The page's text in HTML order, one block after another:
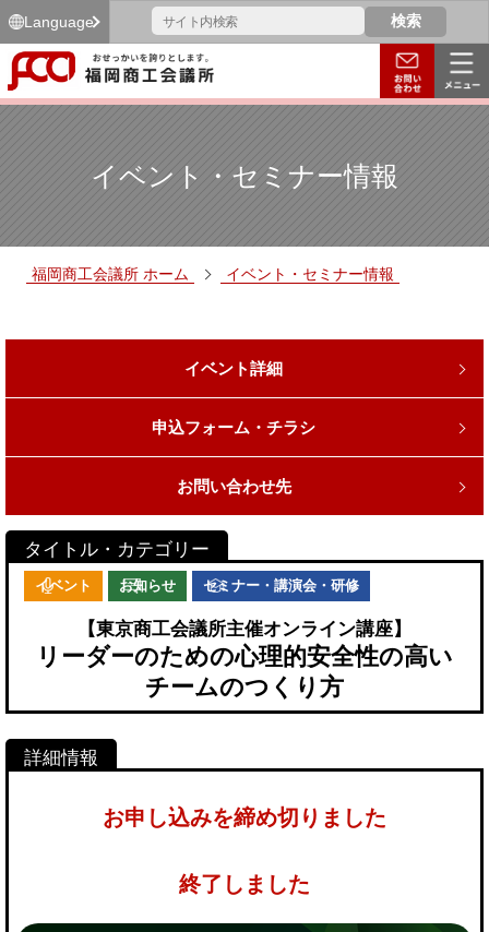
Language
イベント・セミナー情報
福岡商工会議所 ホーム イベント・セミナー情報
イベント詳細
申込フォーム・チラシ
お問い合わせ先
イベント お知らせ セミナー・講演会・研修
【東京商工会議所主催オンライン講座】
リーダーのための心理的安全性の高い
チームのつくり方
お申し込みを締め切りました
終了しました